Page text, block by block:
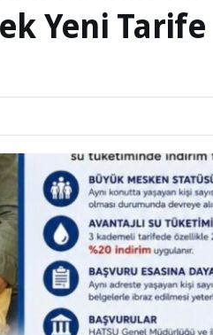
Yeni Tarife